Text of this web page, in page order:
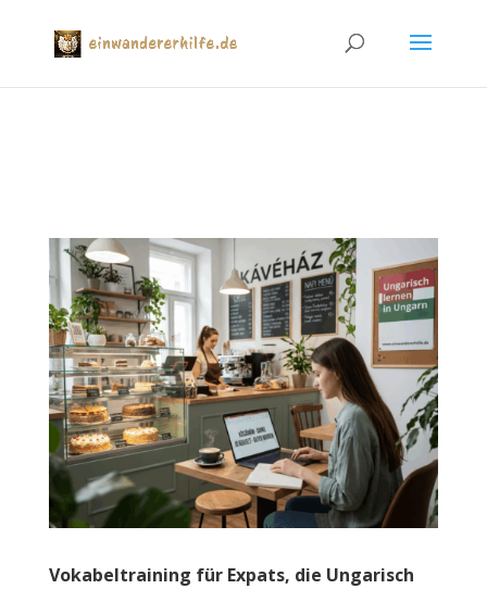
Vokabeltraining für Expats, die Ungarisch